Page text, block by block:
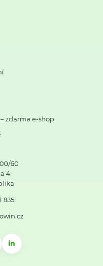
zdarma e-shop
60
4
835